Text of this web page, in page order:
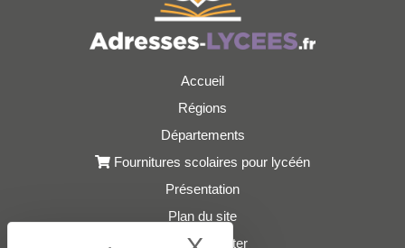
Accueil
Régions
Départements
Fournitures scolaires pour lycéén
Présentation
Plan du site
Nous contacter